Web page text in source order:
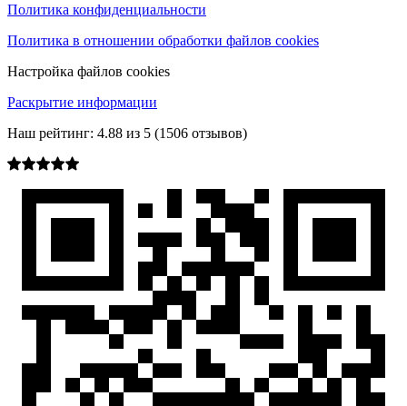
Политика конфиденциальности
Политика в отношении обработки файлов cookies
Настройка файлов cookies
Раскрытие информации
Наш рейтинг: 4.88 из 5 (1506 отзывов)